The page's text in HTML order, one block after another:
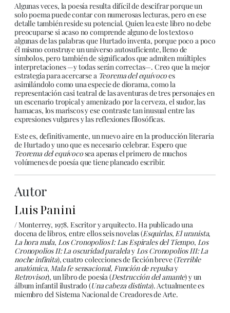
Algunas veces, la poesía resulta difícil de descifrar porque un
solo poema puede contar con numerosas lecturas, pero en ese
detalle también reside su potencial. Quien lea este libro no debe
preocuparse si acaso no comprende alguno de los textos o
algunas de las palabras que Hurtado inventa, porque poco a poco
él mismo construye un universo autosuficiente, lleno de
símbolos, pero también de significados que admiten múltiples
interpretaciones —y todas serán correctas—. Creo que la mejor
estrategia para acercarse a Teorema del equívocoes
asimilándolo como una especie de diorama, como la
representación casi teatral de las aventuras de tres personajes en
un escenario tropical y amenizado por la cerveza, el sudor, las
hamacas, los mariscos y ese contraste tan inusual entre las
expresiones vulgares y las reflexiones filosóficas.
Este es, definitivamente, un nuevo aire en la producción literaria
de Hurtado y uno que es necesario celebrar. Espero que
Teorema del equívocosea apenas el primero de muchos
volúmenes de poesía que tiene planeado escribir.
Autor
Luis Panini
/ Monterrey, 1978. Escritor y arquitecto. Ha publicado una
docena de libros, entre ellos seis novelas (Esquirlas,El uranista,
La hora mala, Los Cronopolios I: Las Espirales del Tiempo, Los
Cronopolios II: La oscuridad paralelayLos Cronopolios III: La
noche infinita), cuatro colecciones de ficción breve (Terrible
anatómica,Mala fe sensacional, Función de repulsay
Retrovisor), un libro de poesía (Destrucción del amante) y un
álbum infantil ilustrado (Una cabeza distinta). Actualmente es
miembro del Sistema Nacional de Creadores de Arte.